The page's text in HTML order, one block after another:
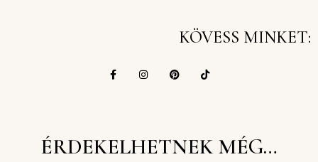
KÖVESS MINKET:
ÉRDEKELHETNEK MÉG…